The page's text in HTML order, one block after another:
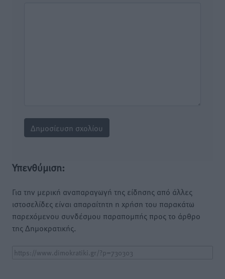
Υπενθύμιση:
Για την μερική αναπαραγωγή της είδησης από άλλες
ιστοσελίδες είναι απαραίτητη η χρήση του παρακάτω
παρεχόμενου συνδέσμου παραπομπής προς το άρθρο
της Δημοκρατικής.